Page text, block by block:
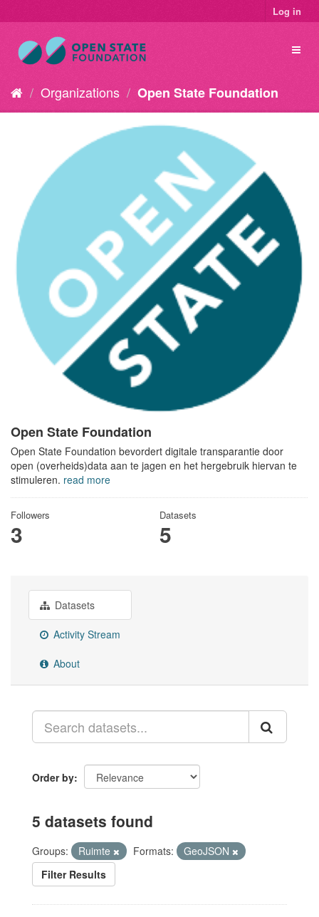
Log in
Organizations Open State Foundation
Open State Foundation
Open State Foundation bevordert digitale transparantie door
open (overheids)data aan te jagen en het hergebruik hiervan te
stimuleren. read more
Followers
3
Datasets
5
Datasets
Activity Stream
About
Order by
5 datasets found
Groups: Ruimte Formats:
GeoJSON
Filter Results